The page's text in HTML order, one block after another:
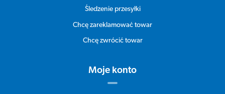
Śledzenie przesyłki
Chcę zareklamować towar
Chcę zwrócić towar
Moje konto